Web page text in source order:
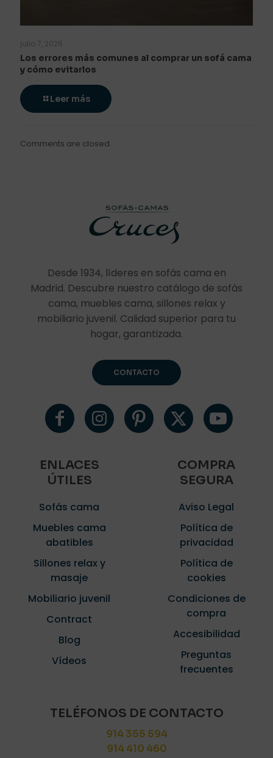
julio 7, 2026
Los errores más comunes al comprar un sofá cama
y cómo evitarlos
Leer más
Comments are closed.
Desde 1934, líderes en sofás cama en
Madrid. Descubre nuestro catálogo de sofás
cama, muebles cama, sillones relax y
mobiliario juvenil. Calidad superior para tu
hogar, garantizada.
CONTACTO
ENLACES
ÚTILES
Sofás cama
Muebles cama
abatibles
Sillones relax y
masaje
Mobiliario juvenil
Contract
Blog
Vídeos
COMPRA
SEGURA
Aviso Legal
Política de
privacidad
Política de
cookies
Condiciones de
compra
Accesibilidad
Preguntas
frecuentes
TELÉFONOS DE CONTACTO
914 355 594
914 410 460